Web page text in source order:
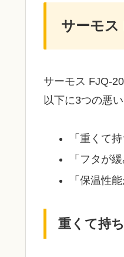
サーモス
サーモス FJQ-
以下に3つの悪
「重くて
「フタが
「保温性
重くて持